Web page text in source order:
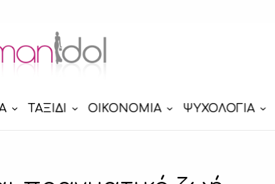
ΤΑΞΙΔΙ ΟΙΚΟΝΟΜΙΑ ΨΥΧΟΛΟΓΙΑ